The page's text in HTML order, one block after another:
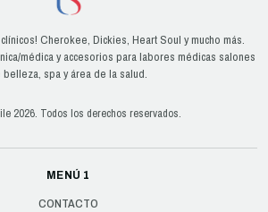
Cherokee, Dickies, Heart Soul y mucho más.
médica y accesorios para labores médicas salones
belleza, spa y área de la salud.
2026. Todos los derechos reservados.
MENÚ 1
CONTACTO